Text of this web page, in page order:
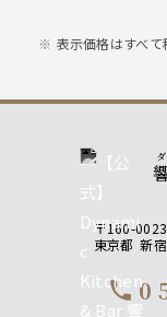
表示価格はすべて
〒160-0023
東京都 新
call